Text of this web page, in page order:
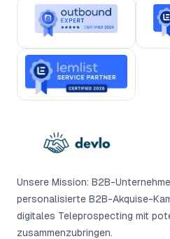
Unsere Mission: B2B-
personalisierte B2B-Akquise-
digitales Teleprospecting mit
zusammenzubringen.